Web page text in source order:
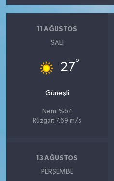
11 AĞUSTOS
SALI
27°
Güneşli
Nem: %64
Rüzgar: 7.69 m/s
13 AĞUSTOS
PERŞEMBE